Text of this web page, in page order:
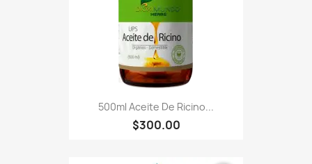
500ml Aceite De Ricino...
$300.00